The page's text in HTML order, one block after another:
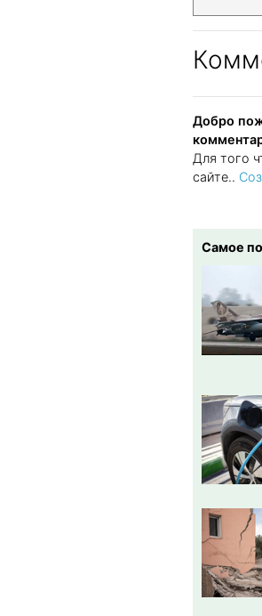
Добро
Для того
сайте..
Самое